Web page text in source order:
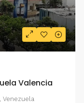
Valencia
Venezuela